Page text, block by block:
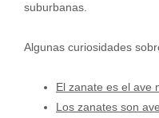
suburbanas.
Algunas curiosidades
El zanate es el ave
Los zanates son